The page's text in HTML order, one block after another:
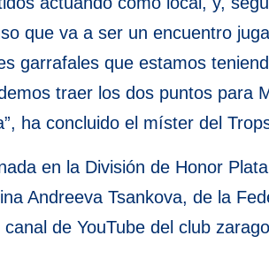
que va a ser un encuentro
garrafales que estamos
traer los dos puntos para
ha concluido el míster del
en la División de Honor
Andreeva Tsankova, de la
de YouTube del club